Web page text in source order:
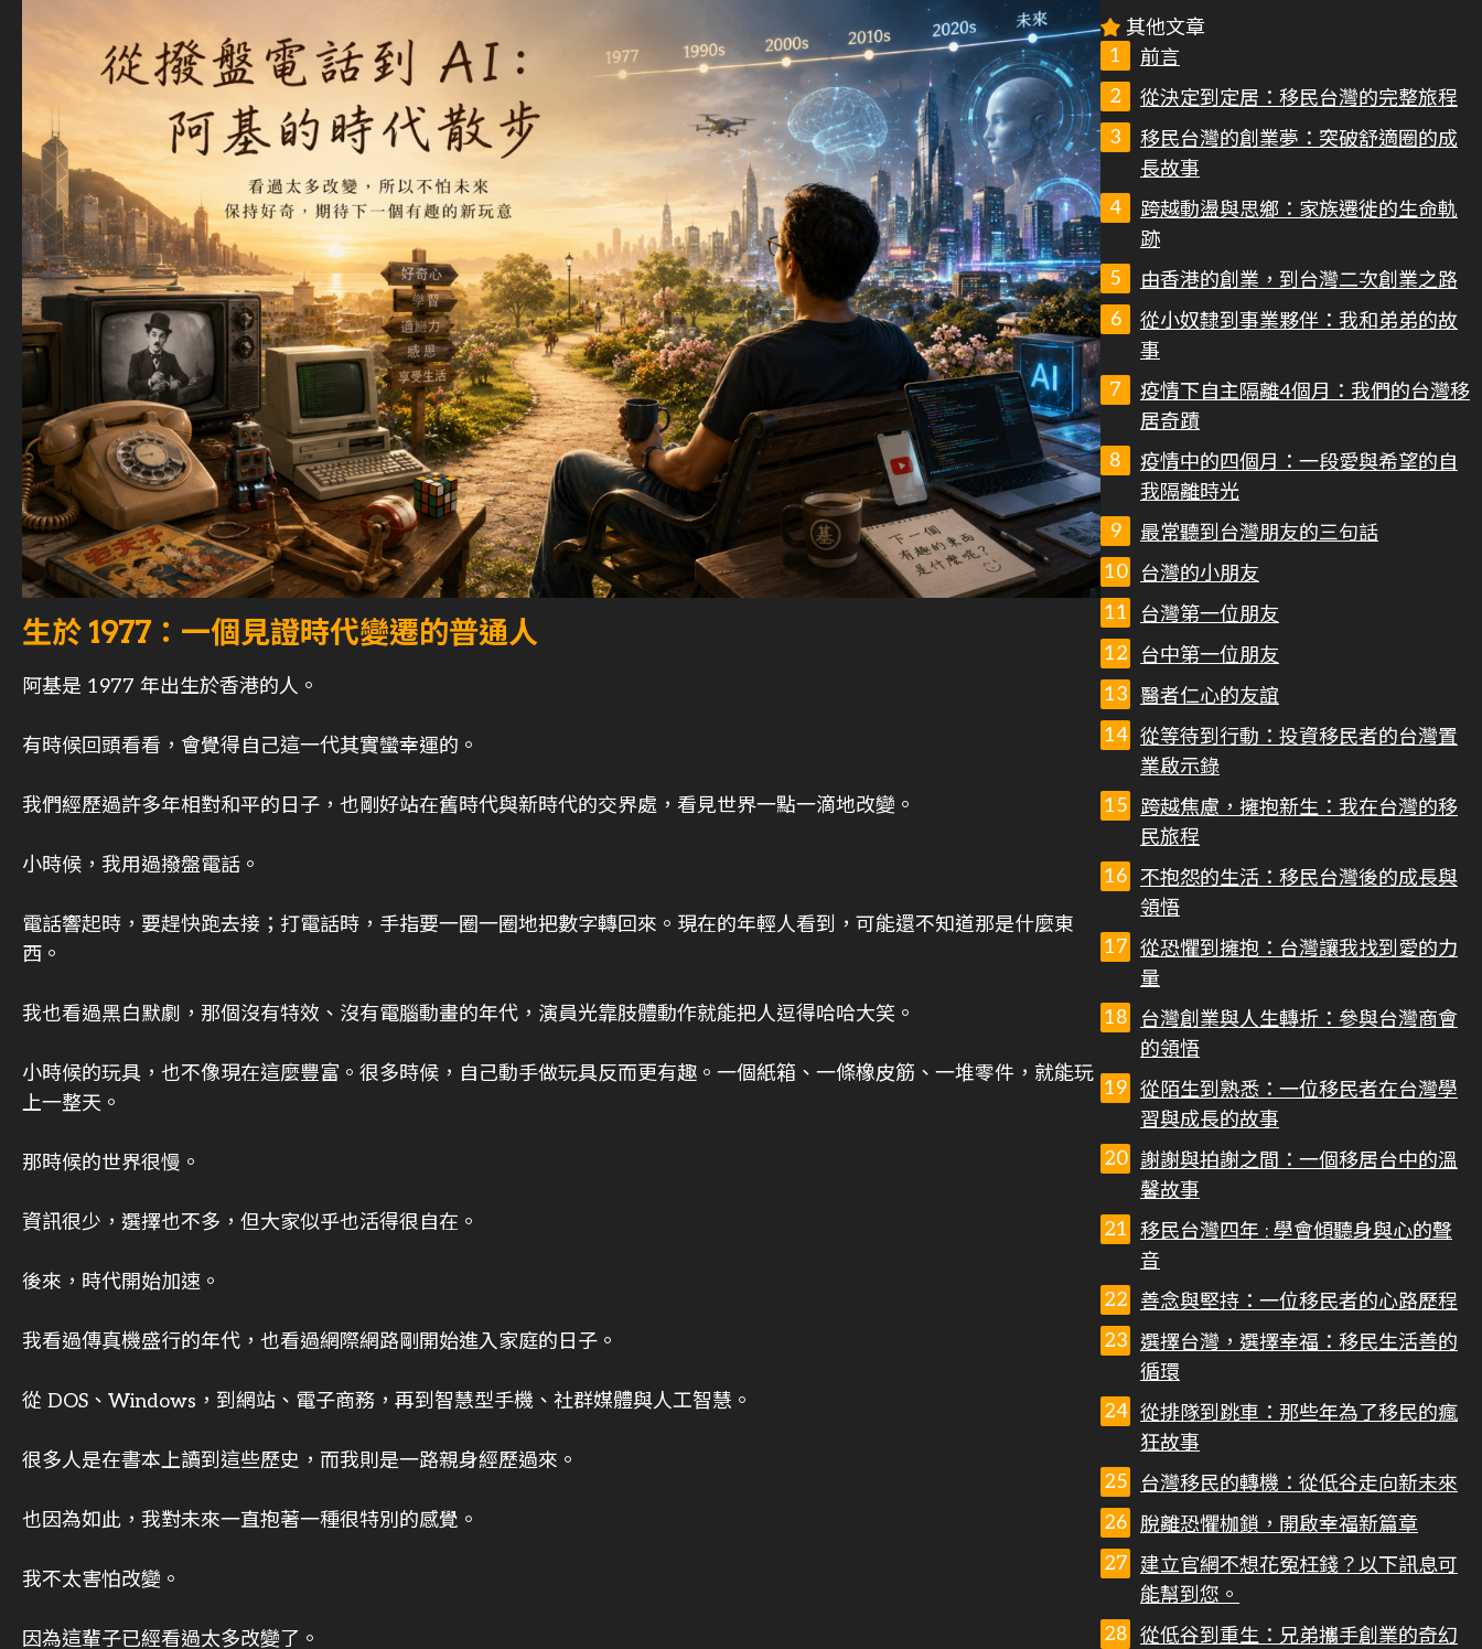
生於 1977：一個見證時代變遷的普通人
阿基是 1977 年出生於香港的人。
有時候回頭看看，會覺得自己這一代其實蠻幸運的。
我們經歷過許多年相對和平的日子，也剛好站在舊時代與新時代的交界處，看見世界一點一滴地改變。
小時候，我用過撥盤電話。
電話響起時，要趕快跑去接；打電話時，手指要一圈一圈地把數字轉回來。現在的年輕人看到，可能還不知道那是什麼東
西。
我也看過黑白默劇，那個沒有特效、沒有電腦動畫的年代，演員光靠肢體動作就能把人逗得哈哈大笑。
小時候的玩具，也不像現在這麼豐富。很多時候，自己動手做玩具反而更有趣。一個紙箱、一條橡皮筋、一堆零件，就能玩
上一整天。
那時候的世界很慢。
資訊很少，選擇也不多，但大家似乎也活得很自在。
後來，時代開始加速。
我看過傳真機盛行的年代，也看過網際網路剛開始進入家庭的日子。
從 DOS、Windows，到網站、電子商務，再到智慧型手機、社群媒體與人工智慧。
很多人是在書本上讀到這些歷史，而我則是一路親身經歷過來。
也因為如此，我對未來一直抱著一種很特別的感覺。
我不太害怕改變。
因為這輩子已經看過太多改變了。
其他文章
前言
從決定到定居：移民台灣的完整旅程
移民台灣的創業夢：突破舒適圈的成
長故事
跨越動盪與思鄉：家族遷徙的生命軌
跡
由香港的創業，到台灣二次創業之路
從小奴隸到事業夥伴：我和弟弟的故
事
疫情下自主隔離4個月：我們的台灣移
居奇蹟
疫情中的四個月：一段愛與希望的自
我隔離時光
最常聽到台灣朋友的三句話
台灣的小朋友
台灣第一位朋友
台中第一位朋友
醫者仁心的友誼
從等待到行動：投資移民者的台灣置
業啟示錄
跨越焦慮，擁抱新生：我在台灣的移
民旅程
不抱怨的生活：移民台灣後的成長與
領悟
從恐懼到擁抱：台灣讓我找到愛的力
量
台灣創業與人生轉折：參與台灣商會
的領悟
從陌生到熟悉：一位移民者在台灣學
習與成長的故事
謝謝與拍謝之間：一個移居台中的溫
馨故事
移民台灣四年 : 學會傾聽身與心的聲
音
善念與堅持：一位移民者的心路歷程
選擇台灣，選擇幸福：移民生活善的
循環
從排隊到跳車：那些年為了移民的瘋
狂故事
台灣移民的轉機：從低谷走向新未來
脫離恐懼枷鎖，開啟幸福新篇章
建立官網不想花冤枉錢？以下訊息可
能幫到您。
從低谷到重生：兄弟攜手創業的奇幻